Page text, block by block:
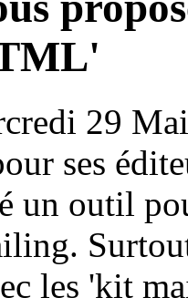
29
ses
un outil
les 'kit